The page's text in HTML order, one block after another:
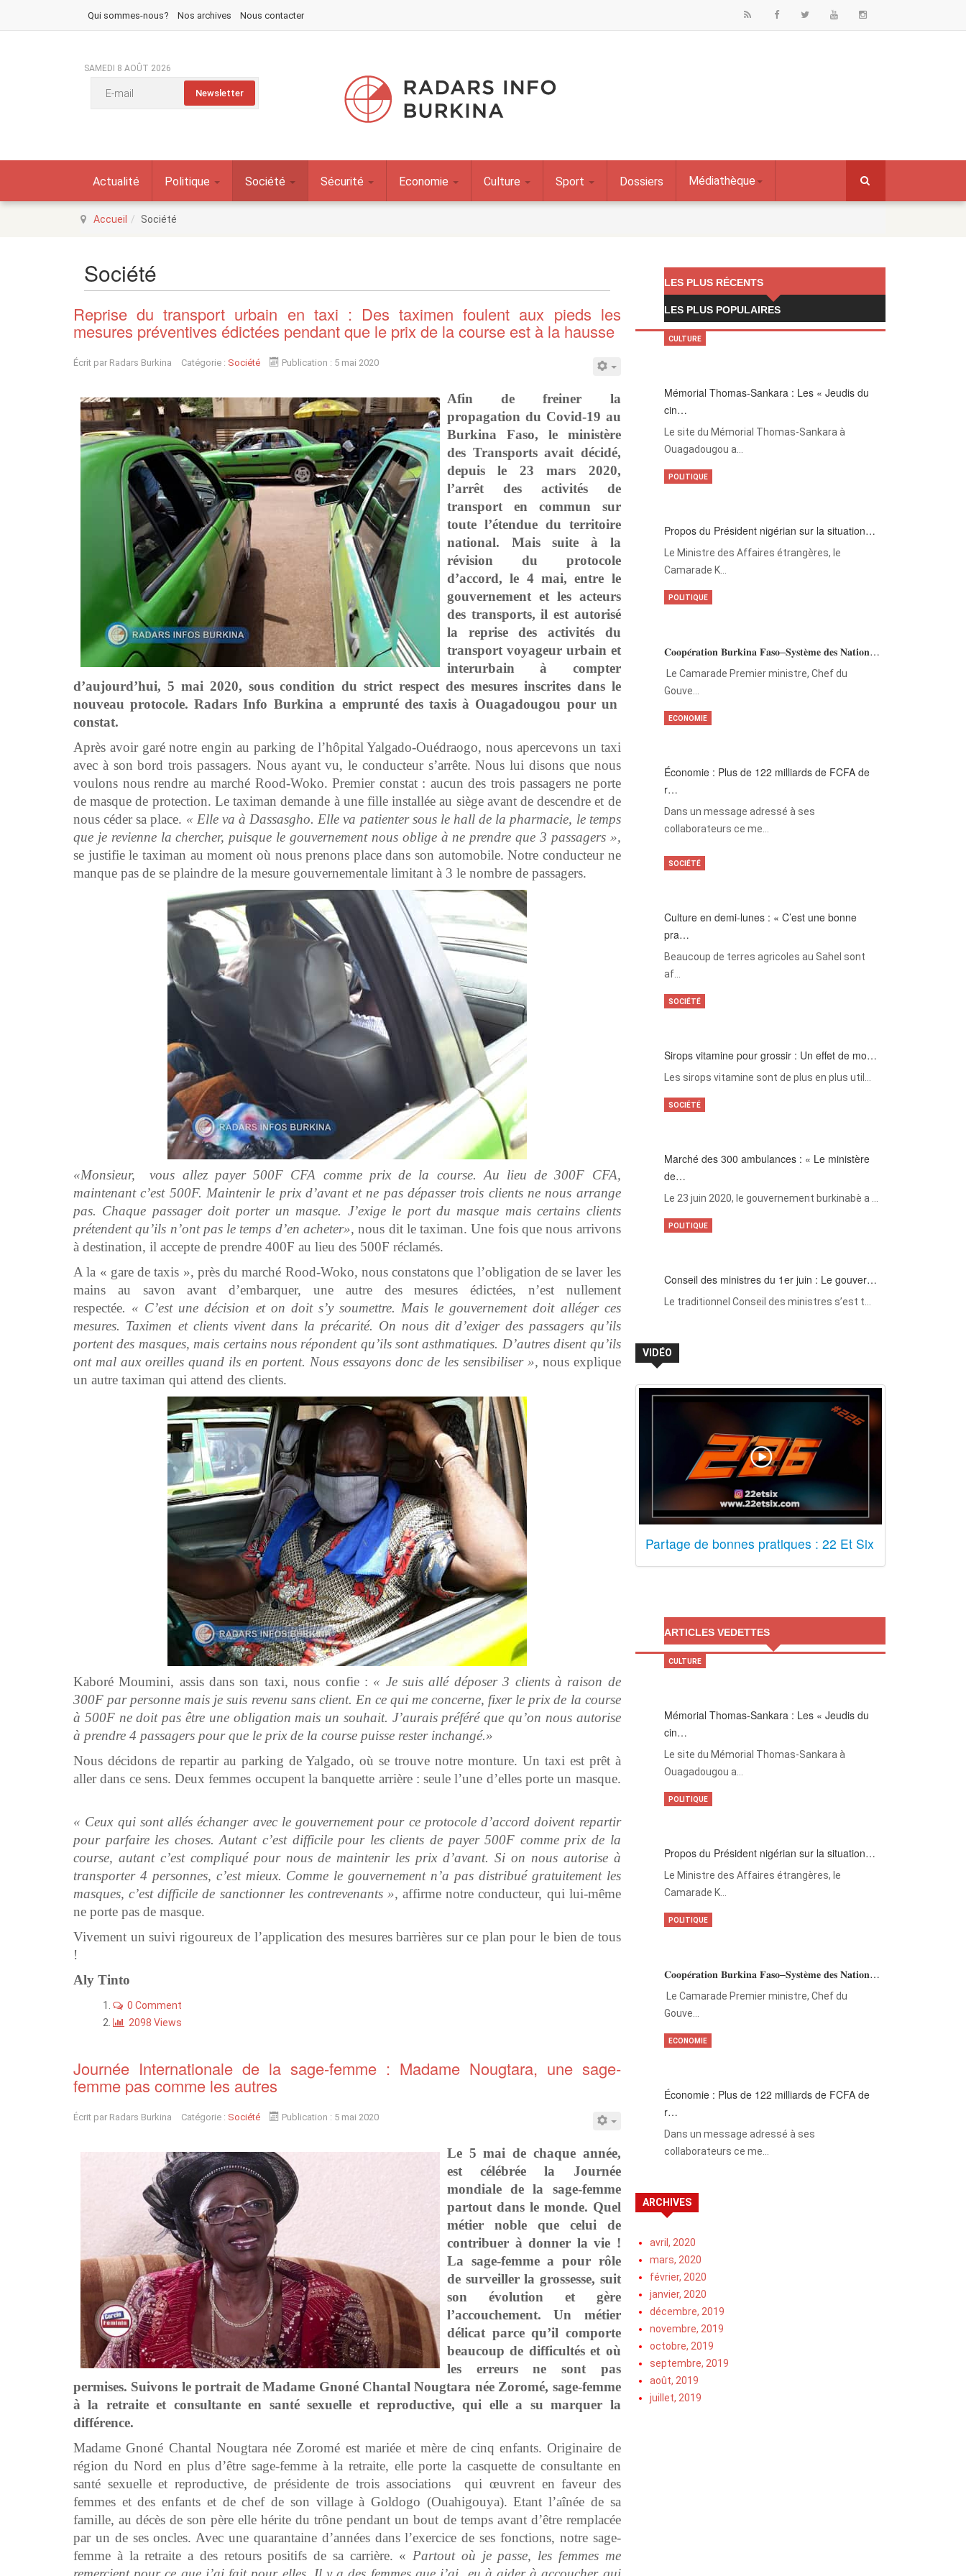
Qui sommes-nous? Nos archives Nous contacter
SAMEDI 8 AOÛT 2026
Actualité Politique Société Sécurité Economie Culture Sport Dossiers Médiathèque
Accueil Société
Société
Reprise du transport urbain en taxi : Des taximen foulent aux pieds les
mesures préventives édictées pendant que le prix de la course est à la hausse
Écrit par Radars Burkina Catégorie : Société Publication : 5 mai 2020
Afin de freiner la
propagation du Covid-19 au
Burkina Faso, le ministère
des Transports avait décidé,
depuis le 23 mars 2020,
l’arrêt des activités de
transport en commun sur
toute l’étendue du territoire
national. Mais suite à la
révision du protocole
d’accord, le 4 mai, entre le
gouvernement et les acteurs
des transports, il est autorisé
la reprise des activités du
transport voyageur urbain et
interurbain à compter
d’aujourd’hui, 5 mai 2020, sous condition du strict respect des mesures inscrites dans le
nouveau protocole. Radars Info Burkina a emprunté des taxis à Ouagadougou pour un
constat.
Après avoir garé notre engin au parking de l’hôpital Yalgado-Ouédraogo, nous apercevons un taxi
avec à son bord trois passagers. Nous ayant vu, le conducteur s’arrête. Nous lui disons que nous
voulons nous rendre au marché Rood-Woko. Premier constat : aucun des trois passagers ne porte
de masque de protection. Le taximan demande à une fille installée au siège avant de descendre et de
nous céder sa place. « Elle va à Dassasgho. Elle va patienter sous le hall de la pharmacie, le temps
que je revienne la chercher, puisque le gouvernement nous oblige à ne prendre que 3 passagers »,
se justifie le taximan au moment où nous prenons place dans son automobile. Notre conducteur ne
manque pas de se plaindre de la mesure gouvernementale limitant à 3 le nombre de passagers.
«Monsieur, vous allez payer 500F CFA comme prix de la course. Au lieu de 300F CFA,
maintenant c’est 500F. Maintenir le prix d’avant et ne pas dépasser trois clients ne nous arrange
pas. Chaque passager doit porter un masque. J’exige le port du masque mais certains clients
prétendent qu’ils n’ont pas le temps d’en acheter»,nous dit le taximan. Une fois que nous arrivons
à destination, il accepte de prendre 400F au lieu des 500F réclamés.
A la « gare de taxis », près du marché Rood-Woko, nous constatons que l’obligation de se laver les
mains au savon avant d’embarquer, une autre des mesures édictées, n’est nullement
respectée. « C’est une décision et on doit s’y soumettre. Mais le gouvernement doit alléger ces
mesures. Taximen et clients vivent dans la précarité. On nous dit d’exiger des passagers qu’ils
portent des masques, mais certains nous répondent qu’ils sont asthmatiques. D’autres disent qu’ils
ont mal aux oreilles quand ils en portent. Nous essayons donc de les sensibiliser », nous explique
un autre taximan qui attend des clients.
Kaboré Moumini, assis dans son taxi, nous confie : « Je suis allé déposer 3 clients à raison de
300F par personne mais je suis revenu sans client. En ce qui me concerne, fixer le prix de la course
à 500F ne doit pas être une obligation mais un souhait. J’aurais préféré que qu’on nous autorise
à prendre 4 passagers pour que le prix de la course puisse rester inchangé.»
Nous décidons de repartir au parking de Yalgado, où se trouve notre monture. Un taxi est prêt à
aller dans ce sens. Deux femmes occupent la banquette arrière : seule l’une d’elles porte un masque.
« Ceux qui sont allés échanger avec le gouvernement pour ce protocole d’accord doivent repartir
pour parfaire les choses. Autant c’est difficile pour les clients de payer 500F comme prix de la
course, autant c’est compliqué pour nous de maintenir les prix d’avant. Si on nous autorise à
transporter 4 personnes, c’est mieux. Comme le gouvernement n’a pas distribué gratuitement les
masques, c’est difficile de sanctionner les contrevenants », affirme notre conducteur, qui lui-même
ne porte pas de masque.
Vivement un suivi rigoureux de l’application des mesures barrières sur ce plan pour le bien de tous
!
Aly Tinto
0 Comment
2098 Views
Journée Internationale de la sage-femme : Madame Nougtara, une sage-
femme pas comme les autres
Écrit par Radars Burkina Catégorie : Société Publication : 5 mai 2020
Le 5 mai de chaque année,
est célébrée la Journée
mondiale de la sage-femme
partout dans le monde. Quel
métier noble que celui de
contribuer à donner la vie !
La sage-femme a pour rôle
de surveiller la grossesse, suit
son évolution et gère
l’accouchement. Un métier
délicat parce qu’il comporte
beaucoup de difficultés et où
les erreurs ne sont pas
permises. Suivons le portrait de Madame Gnoné Chantal Nougtara née Zoromé, sage-femme
à la retraite et consultante en santé sexuelle et reproductive, qui elle a su marquer la
différence.
Madame Gnoné Chantal Nougtara née Zoromé est mariée et mère de cinq enfants. Originaire de
région du Nord en plus d’être sage-femme à la retraite, elle porte la casquette de consultante en
santé sexuelle et reproductive, de présidente de trois associations qui œuvrent en faveur des
femmes et des enfants et de chef de son village à Goldogo (Ouahigouya). Etant l’aînée de sa
famille, au décès de son père elle hérite du trône pendant un bout de temps avant d’être remplacée
par un de ses oncles. Avec une quarantaine d’années dans l’exercice de ses fonctions, notre sage-
femme à la retraite a des retours positifs de sa carrière. « Partout où je passe, les femmes me
LES PLUS RÉCENTS
LES PLUS POPULAIRES
Mémorial Thomas-Sankara : Les « Jeudis du
cin…
Le site du Mémorial Thomas-Sankara à
Ouagadougou a…
CULTURE
Propos du Président nigérian sur la situation…
Le Ministre des Affaires étrangères, le
Camarade K…
POLITIQUE
𝐂𝐨𝐨𝐩𝐞́𝐫𝐚𝐭𝐢𝐨𝐧 𝐁𝐮𝐫𝐤𝐢𝐧𝐚 𝐅𝐚𝐬𝐨–𝐒𝐲𝐬𝐭𝐞̀𝐦𝐞 𝐝𝐞𝐬 𝐍𝐚𝐭𝐢𝐨𝐧…
‎Le Camarade Premier ministre, Chef du
Gouve…
POLITIQUE
Économie : Plus de 122 milliards de FCFA de
r…
Dans un message adressé à ses
collaborateurs ce me…
ECONOMIE
Culture en demi-lunes : « C’est une bonne
pra…
Beaucoup de terres agricoles au Sahel sont
af…
SOCIÉTÉ
Sirops vitamine pour grossir : Un effet de mo…
Les sirops vitamine sont de plus en plus util…
SOCIÉTÉ
Marché des 300 ambulances : « Le ministère
de…
Le 23 juin 2020, le gouvernement burkinabè a …
SOCIÉTÉ
Conseil des ministres du 1er juin : Le gouver…
Le traditionnel Conseil des ministres s’est t…
POLITIQUE
VIDÉO
Partage de bonnes pratiques : 22 Et Six
ARTICLES VEDETTES
Mémorial Thomas-Sankara : Les « Jeudis du
cin…
Le site du Mémorial Thomas-Sankara à
Ouagadougou a…
CULTURE
Propos du Président nigérian sur la situation…
Le Ministre des Affaires étrangères, le
Camarade K…
POLITIQUE
𝐂𝐨𝐨𝐩𝐞́𝐫𝐚𝐭𝐢𝐨𝐧 𝐁𝐮𝐫𝐤𝐢𝐧𝐚 𝐅𝐚𝐬𝐨–𝐒𝐲𝐬𝐭𝐞̀𝐦𝐞 𝐝𝐞𝐬 𝐍𝐚𝐭𝐢𝐨𝐧…
‎Le Camarade Premier ministre, Chef du
Gouve…
POLITIQUE
Économie : Plus de 122 milliards de FCFA de
r…
Dans un message adressé à ses
collaborateurs ce me…
ECONOMIE
ARCHIVES
avril, 2020
mars, 2020
février, 2020
janvier, 2020
décembre, 2019
novembre, 2019
octobre, 2019
septembre, 2019
août, 2019
juillet, 2019